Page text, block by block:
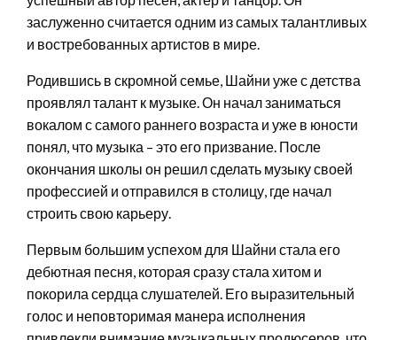
заслуженно считается одним из самых талантливых
и востребованных артистов в мире.
Родившись в скромной семье, Шайни уже с детства
проявлял талант к музыке. Он начал заниматься
вокалом с самого раннего возраста и уже в юности
понял, что музыка – это его призвание. После
окончания школы он решил сделать музыку своей
профессией и отправился в столицу, где начал
строить свою карьеру.
Первым большим успехом для Шайни стала его
дебютная песня, которая сразу стала хитом и
покорила сердца слушателей. Его выразительный
голос и неповторимая манера исполнения